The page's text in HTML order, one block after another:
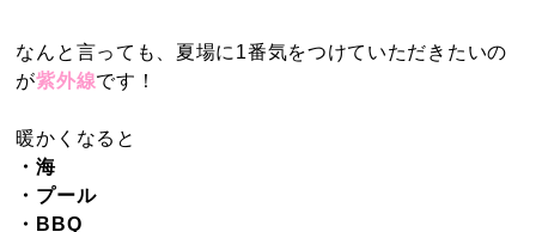
なんと言っても、夏場に1番気をつけていただきたいの
が紫外線です！
暖かくなると
・海
・プール
・BBQ